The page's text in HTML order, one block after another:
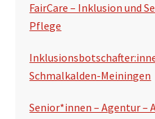
FairCare – Inklusion und
Pflege
Schmalkalden-Meiningen
Senior*innen – Agentur –